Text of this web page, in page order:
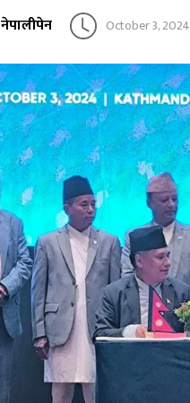
नेपालीपेन October 3, 2024